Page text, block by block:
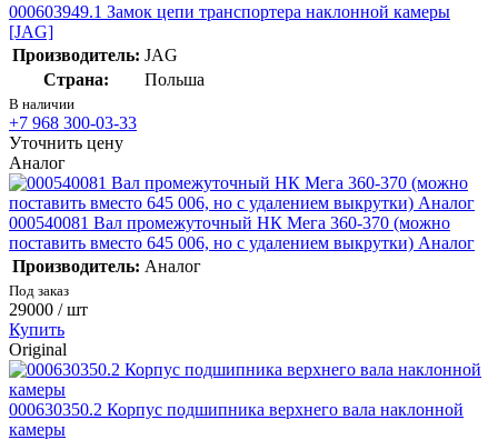
000603949.1 Замок цепи транспортера наклонной камеры
[JAG]
Производитель: JAG
Страна:
Польша
В наличии
+7 968 300-03-33
Уточнить цену
Аналог
000540081 Вал промежуточный НК Мега 360-370 (можно
поставить вместо 645 006, но с удалением выкрутки) Аналог
Производитель: Аналог
Под заказ
29000 / шт
Купить
Original
000630350.2 Корпус подшипника верхнего вала наклонной
камеры